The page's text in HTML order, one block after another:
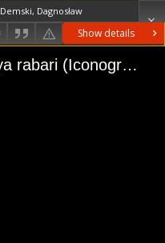
Show details
Demski, Dagnosław